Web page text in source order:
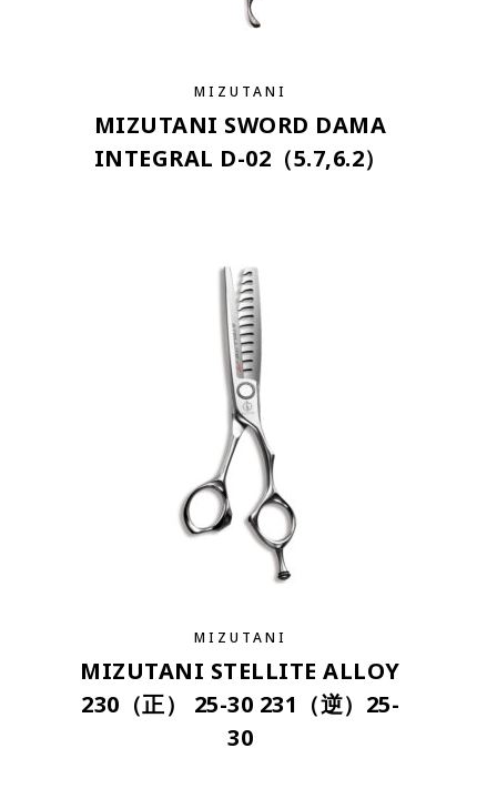
MIZUTANI
MIZUTANI SWORD DAMA
INTEGRAL D-02（5.7,6.2）
MIZUTANI
MIZUTANI STELLITE ALLOY
230（正） 25-30 231（逆）25-
30